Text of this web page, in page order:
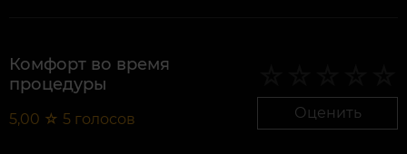
Комфорт во время
процедуры
5,00 ☆ 5 голосов Оценить